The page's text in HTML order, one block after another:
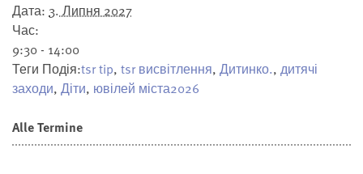
Дата: 3. Липня 2027
Час:
9:30 - 14:00
Теги Подія:tsr tip, tsr висвітлення, Дитинко., дитячі
заходи, Діти, ювілей міста2026
Alle Termine